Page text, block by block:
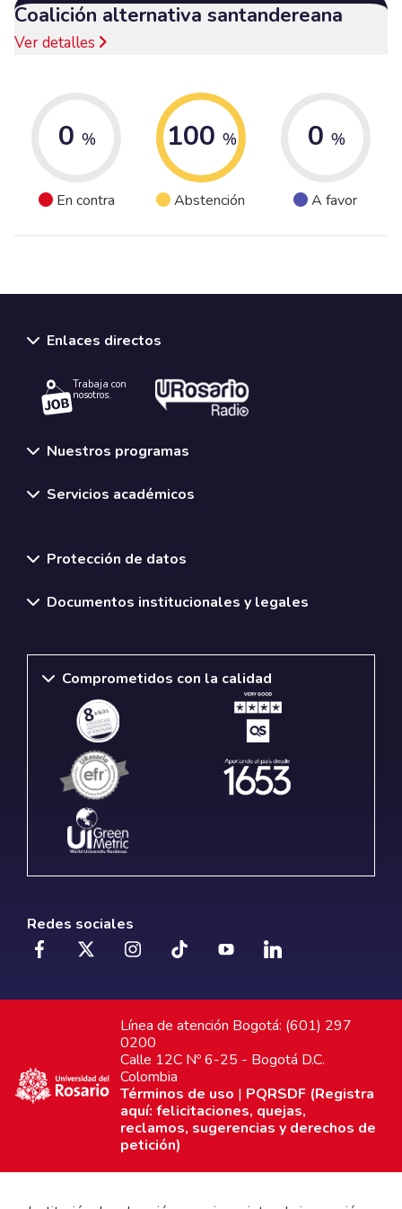
Coalición alternativa santandereana
Ver detalles
0 %
En contra
100 %
Abstención
0 %
A favor
Enlaces directos
Trabaja con
nosotros.
Nuestros programas
Servicios académicos
Protección de datos
Documentos institucionales y legales
Comprometidos con la calidad
Redes sociales
Línea de atención Bogotá: (601) 297
0200
Calle 12C Nº 6-25 - Bogotá D.C.
Colombia
Términos de uso | PQRSDF (Registra
aquí: felicitaciones, quejas,
reclamos, sugerencias y derechos de
petición)